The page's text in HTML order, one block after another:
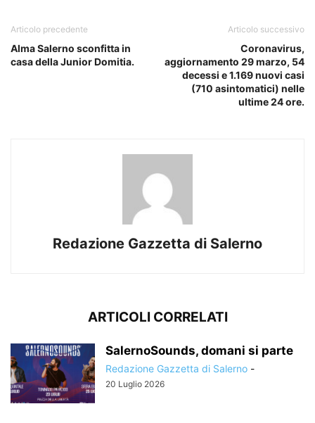
Articolo precedente
Alma Salerno sconfitta in
casa della Junior Domitia.
Articolo successivo
Coronavirus,
aggiornamento 29 marzo, 54
decessi e 1.169 nuovi casi
(710 asintomatici) nelle
ultime 24 ore.
Redazione Gazzetta di Salerno
ARTICOLI CORRELATI
SalernoSounds, domani si parte
Redazione Gazzetta di Salerno -
20 Luglio 2026